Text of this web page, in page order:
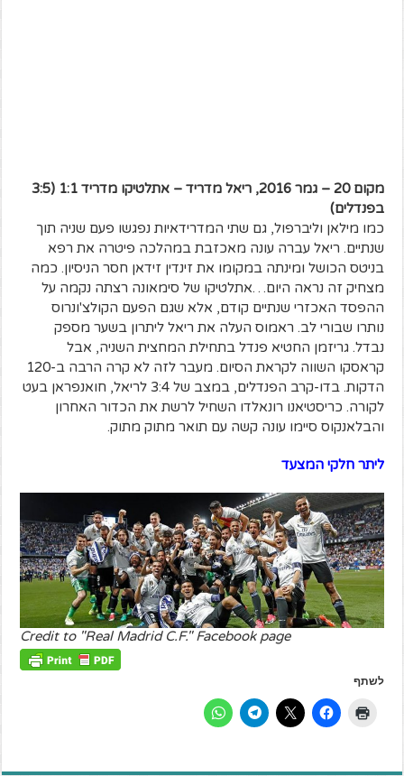
מקום 20 – גמר 2016, ריאל מדריד – אתלטיקו מדריד 1:1 (3:5
בפנדלים)
כמו מילאן וליברפול, גם שתי המדרידאיות נפגשו פעם שניה תוך
שנתיים. ריאל עברה עונה מאכזבת במהלכה פיטרה את רפא
בניטס הכושל ומינתה במקומו את זינדין זידאן חסר הניסיון. כמה
מצחיק זה נראה היום…אתלטיקו של סימאונה רצתה נקמה על
ההפסד האכזרי שנתיים קודם, אלא שגם הפעם הקולצ'ונרוס
נותרו שבורי לב. ראמוס העלה את ריאל ליתרון בשער מספק
נבדל. גריזמן החטיא פנדל בתחילת המחצית השניה, אבל
קראסקו השווה לקראת הסיום. מעבר לזה לא קרה הרבה ב-120
הדקות. בדו-קרב הפנדלים, במצב של 3:4 לריאל, חואנפראן בעט
לקורה. כריסטיאנו רונאלדו השחיל לרשת את הכדור האחרון
והבלאנקוס סיימו עונה קשה עם תואר מתוק מתוק.
ליתר חלקי המצעד
Credit to "Real Madrid C.F." Facebook page
לשתף